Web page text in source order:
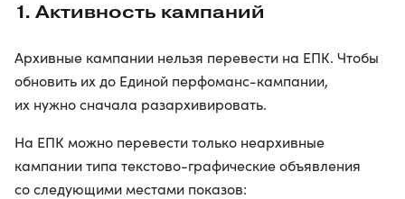
1. Активность кампаний
Архивные кампании нельзя перевести на ЕПК. Чтобы
обновить их до Единой перфоманс-кампании,
их нужно сначала разархивировать.
На ЕПК можно перевести только неархивные
кампании типа текстово-графические объявления
со следующими местами показов: